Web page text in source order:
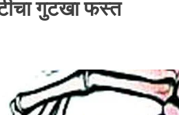
गुटखा फस्त